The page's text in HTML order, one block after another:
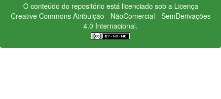
O conteúdo do repositório está licenciado sob a Licença
Creative CommonsAtribuição - NãoComercial - SemDerivações
4.0 Internacional.